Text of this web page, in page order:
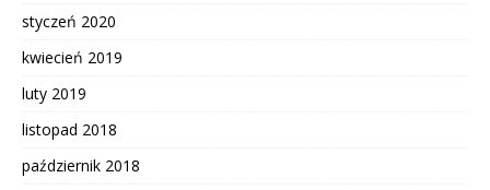
styczeń 2020
kwiecień 2019
luty 2019
listopad 2018
październik 2018